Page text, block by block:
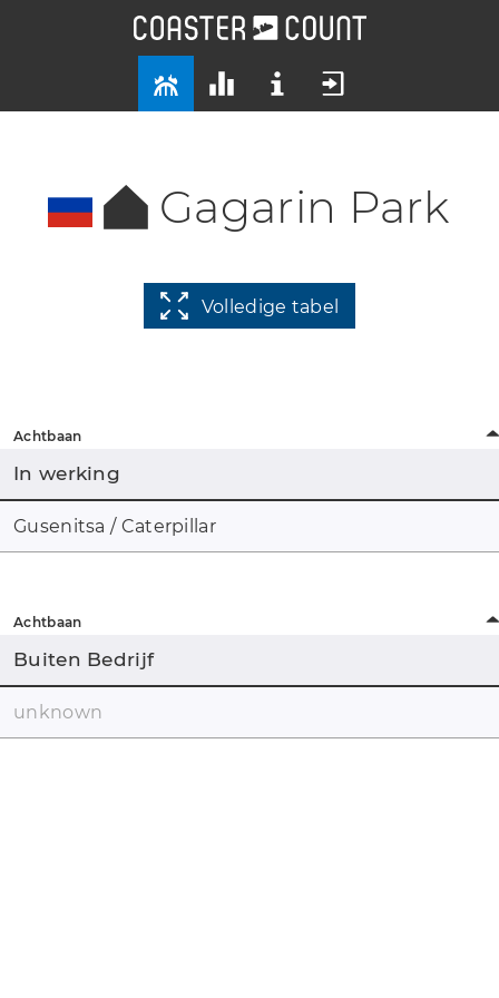
Gagarin Park
Volledige tabel
Achtbaan
In werking
Gusenitsa / Caterpillar
Achtbaan
Buiten Bedrijf
unknown